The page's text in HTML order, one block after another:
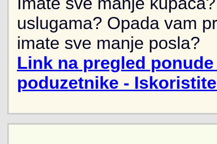
uslugama? Opada vam
imate sve manje posla?
Link na pregled
poduzetnike -